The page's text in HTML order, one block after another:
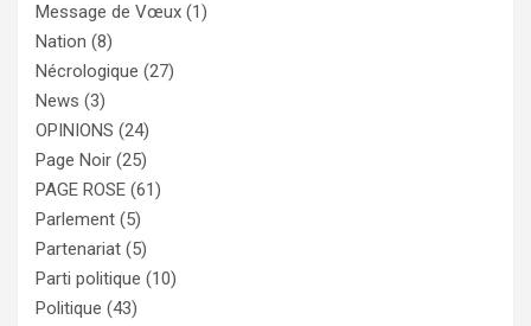
Message de Vœux (1)
Nation (8)
Nécrologique (27)
News (3)
OPINIONS (24)
Page Noir (25)
PAGE ROSE (61)
Parlement (5)
Partenariat (5)
Parti politique (10)
Politique (43)